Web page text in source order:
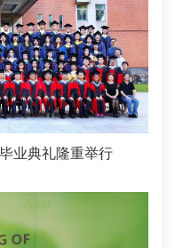
业典礼隆重举行